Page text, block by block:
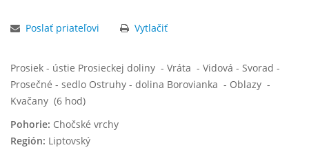
Poslať priateľovi Vytlačiť
Prosiek - ústie Prosieckej doliny - Vráta - Vidová - Svorad -
Prosečné - sedlo Ostruhy - dolina Borovianka - Oblazy -
Kvačany (6 hod)
Pohorie: Chočské vrchy
Región: Liptovský